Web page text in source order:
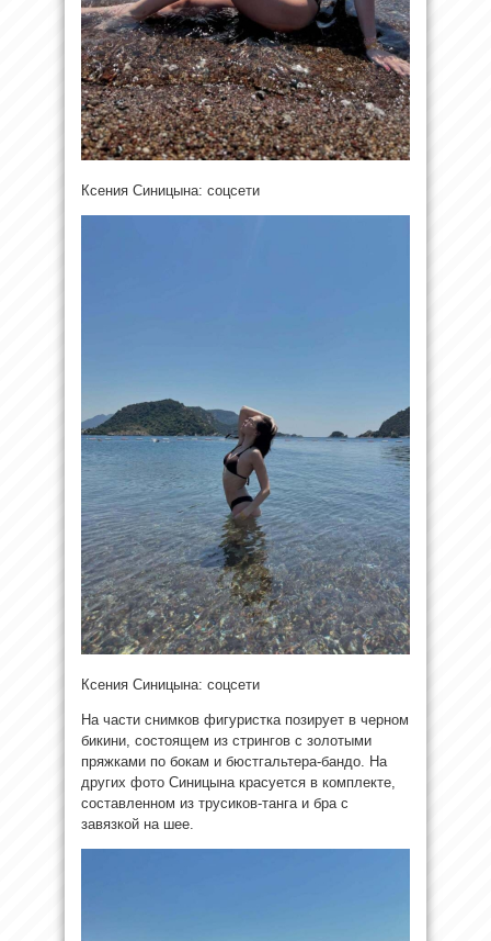
Ксения Синицына: соцсети
Ксения Синицына: соцсети
На части снимков фигуристка позирует в черном
бикини, состоящем из стрингов с золотыми
пряжками по бокам и бюстгальтера-бандо. На
других фото Синицына красуется в комплекте,
составленном из трусиков-танга и бра с
завязкой на шее.